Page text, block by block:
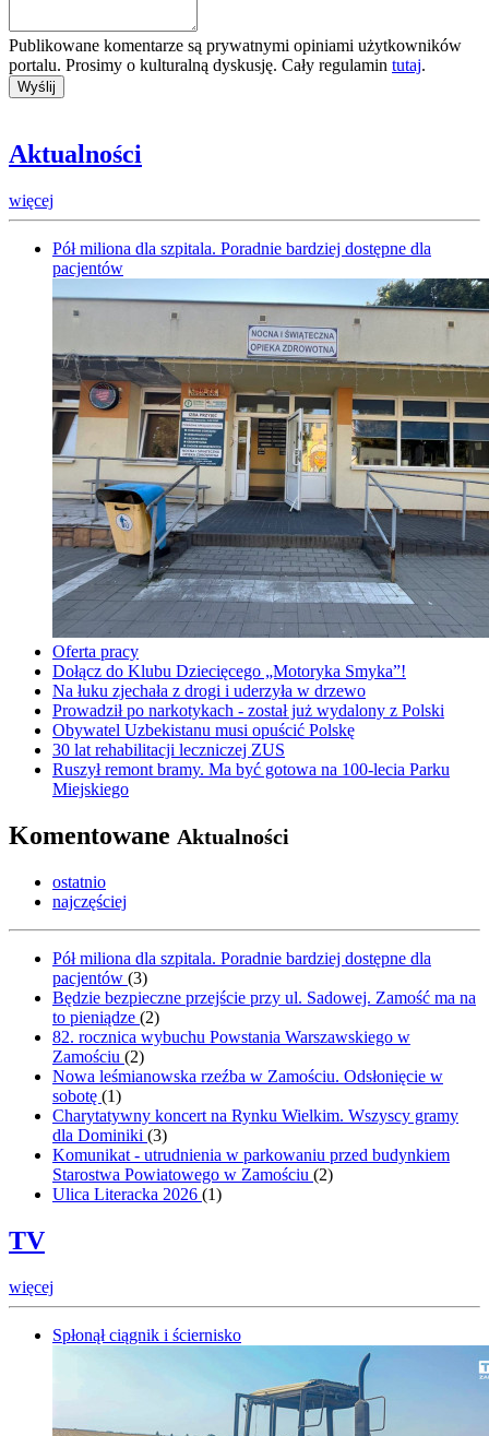
Publikowane komentarze są prywatnymi opiniami użytkowników
portalu. Prosimy o kulturalną dyskusję. Cały regulamin tutaj.
Aktualności
więcej
Pół miliona dla szpitala. Poradnie bardziej dostępne dla
pacjentów
Oferta pracy
Dołącz do Klubu Dziecięcego „Motoryka Smyka”!
Na łuku zjechała z drogi i uderzyła w drzewo
Prowadził po narkotykach - został już wydalony z Polski
Obywatel Uzbekistanu musi opuścić Polskę
30 lat rehabilitacji leczniczej ZUS
Ruszył remont bramy. Ma być gotowa na 100-lecia Parku
Miejskiego
Komentowane Aktualności
ostatnio
najczęściej
Pół miliona dla szpitala. Poradnie bardziej dostępne dla
pacjentów (3)
Będzie bezpieczne przejście przy ul. Sadowej. Zamość ma na
to pieniądze (2)
82. rocznica wybuchu Powstania Warszawskiego w
Zamościu (2)
Nowa leśmianowska rzeźba w Zamościu. Odsłonięcie w
sobotę (1)
Charytatywny koncert na Rynku Wielkim. Wszyscy gramy
dla Dominiki (3)
Komunikat - utrudnienia w parkowaniu przed budynkiem
Starostwa Powiatowego w Zamościu (2)
Ulica Literacka 2026 (1)
TV
więcej
Spłonął ciągnik i ściernisko